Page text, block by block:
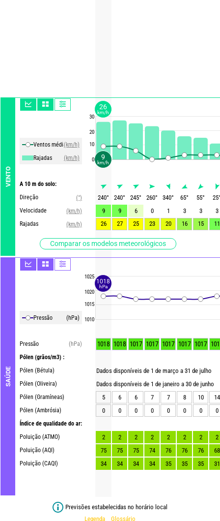
VENTO
Ventos média(km/h)
Rajadas
(km/h)
A 10 m do solo:
Direção
(°)
Velocidade
(km/h)
Rajadas
(km/h)
Comparar os modelos meteorológicos
SAÚDE
Pressão (hPa)
Pressão
(hPa)
Pólen (grãos/m3) :
Pólen (Bétula)
Pólen (Oliveira)
Pólen (Gramíneas)
Pólen (Ambrósia)
Índice de qualidade do ar:
Poluição (ATMO)
Poluição (AQI)
Poluição (CAQI)
30
20
10
0
1025
1020
1015
1010
240° 240° 245° 260° 340° 65° 55° 25
9
9 6 0 1 3 3
3
26
27 25 23 20 16 15 11
1018 1018 1017 1017 1017 1017 1017
Dados disponíveis de 1 de março a 31 de julho
Dados disponíveis de 1 de janeiro a 30 de junho
5
6 6 7 7 8 10
14
0
0 0 0 0 0 0 0
2 2 2 2 2 2 2
2
75
75 75 74 76 76 76
68
34
34 34 34 35 35 35 31
Previsões estabelecidas no horário local
Legenda
Glossário
9
km/h
26
km/h
1018
hPa